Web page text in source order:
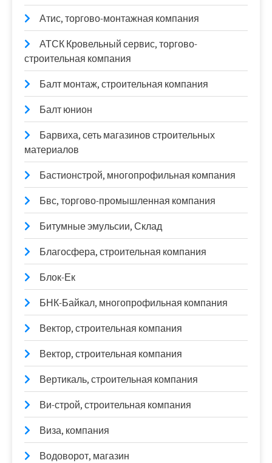
Атис, торгово-монтажная компания
АТСК Кровельный сервис, торгово-
строительная компания
Балт монтаж, строительная компания
Балт юнион
Барвиха, сеть магазинов строительных
материалов
Бастионстрой, многопрофильная компания
Бвс, торгово-промышленная компания
Битумные эмульсии, Склад
Благосфера, строительная компания
Блок-Ек
БНК-Байкал, многопрофильная компания
Вектор, строительная компания
Вектор, строительная компания
Вертикаль, строительная компания
Ви-строй, строительная компания
Виза, компания
Водоворот, магазин